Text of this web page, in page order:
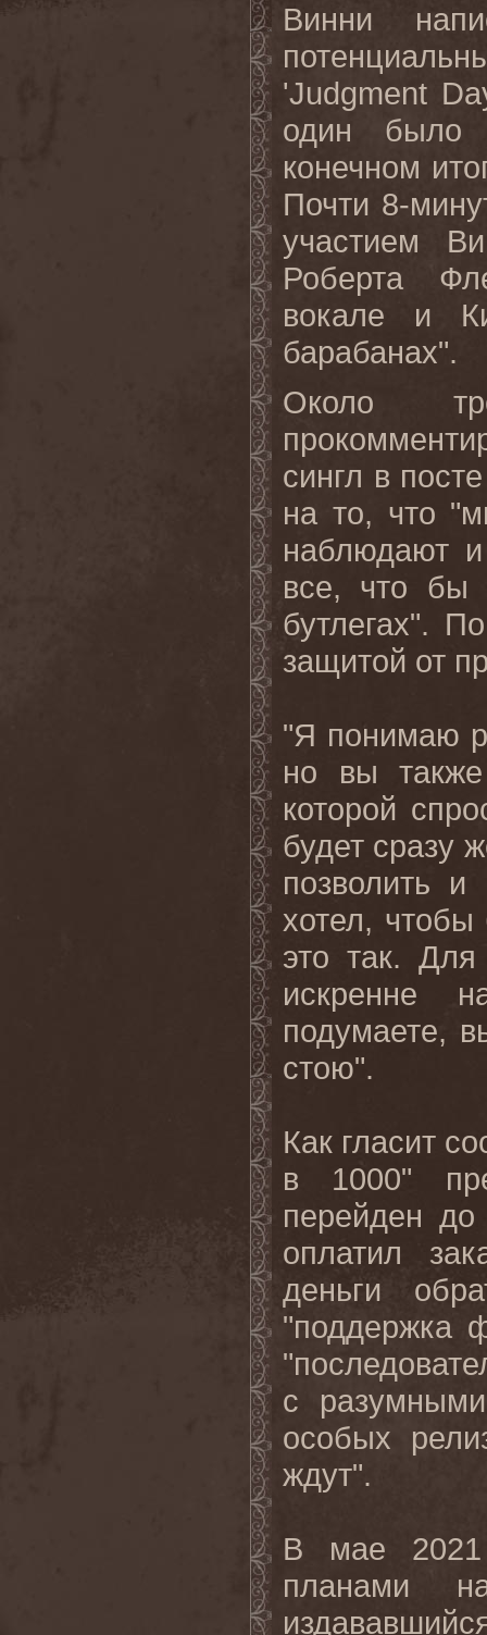
Винни
'Judgment
один было
конечном
Почти 8-
участием
Роберта
вокале и
барабанах".
Около
сингл в
на то, что
наблюдают
все, что бы
бутлегах".
защитой от
"Я понимаю
но вы
которой
будет сразу
позволить
хотел,
это так.
искренне
подумаете,
стою".
Как гласит
в 1000"
перейден
оплатил
деньги
"поддержка
с
особых
ждут".
В мае 2021
планами